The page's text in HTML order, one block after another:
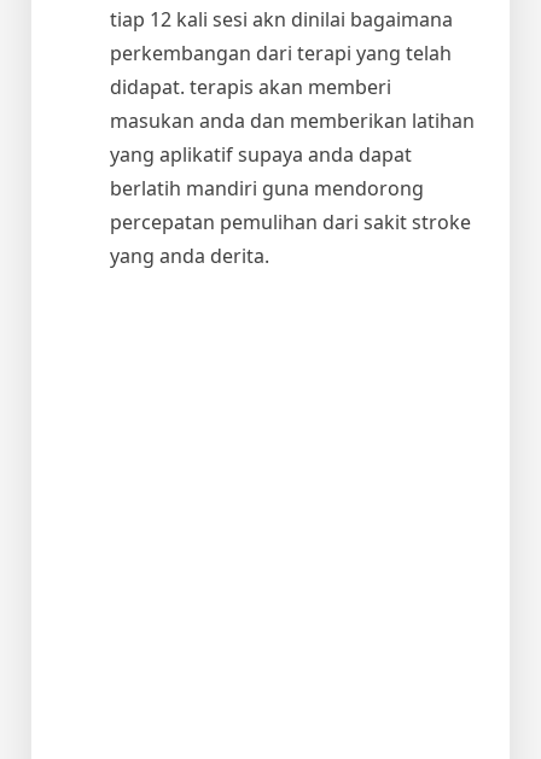
tiap 12 kali sesi akn dinilai bagaimana
perkembangan dari terapi yang telah
didapat. terapis akan memberi
masukan anda dan memberikan latihan
yang aplikatif supaya anda dapat
berlatih mandiri guna mendorong
percepatan pemulihan dari sakit stroke
yang anda derita.